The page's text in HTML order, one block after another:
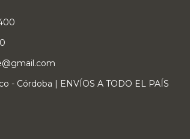
- Córdoba | ENVÍOS A TODO EL PAÍS